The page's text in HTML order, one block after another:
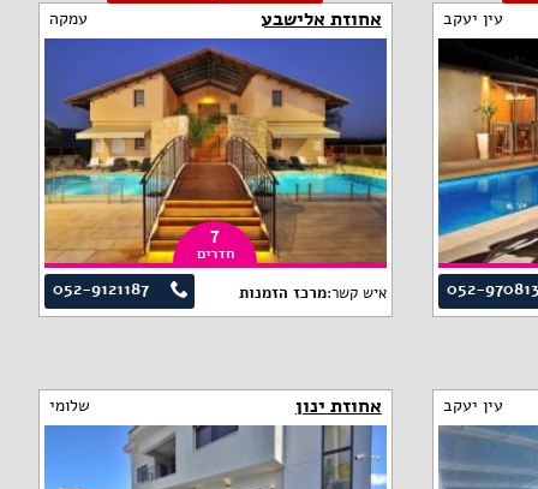
עין יעקב
052-
אחוזת אלישבע עמקה
7
חדרים
052-9121187 איש קשר:מרכז הזמנות
עין יעקב אחוזת ינון שלומי